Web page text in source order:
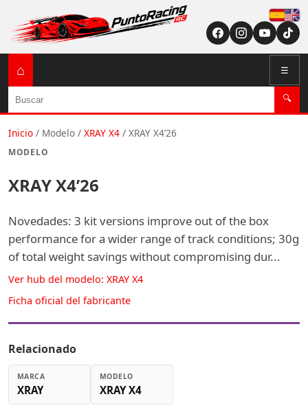
English (US /
⌂ ☰
Buscar 🔍
Inicio / Modelo / XRAY X4 / XRAY X4’26
MODELO
XRAY X4’26
Novedades: 3 kit versions improve out of the box
performance for a wider range of track conditions; 30g
of total weight savings without compromising dur...
Ver hub del modelo: XRAY X4
Ficha oficial del fabricante
Relacionado
MARCA
XRAY
MODELO
XRAY X4